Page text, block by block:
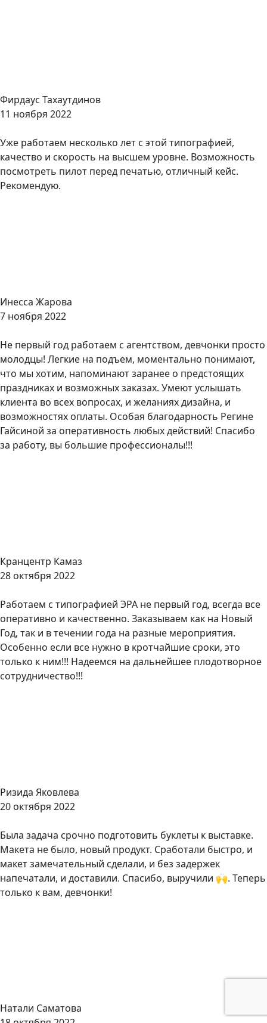
Фирдаус Тахаутдинов
11 ноября 2022
Уже работаем несколько лет с этой типографией,
качество и скорость на высшем уровне. Возможность
посмотреть пилот перед печатью, отличный кейс.
Рекомендую.
Инесса Жарова
7 ноября 2022
Не первый год работаем с агентством, девчонки просто
молодцы! Легкие на подъем, моментально понимают,
что мы хотим, напоминают заранее о предстоящих
праздниках и возможных заказах. Умеют услышать
клиента во всех вопросах, и желаниях дизайна, и
возможностях оплаты. Особая благодарность Регине
Гайсиной за оперативность любых действий! Спасибо
за работу, вы большие профессионалы!!!
Кранцентр Камаз
28 октября 2022
Работаем с типографией ЭРА не первый год, всегда все
оперативно и качественно. Заказываем как на Новый
Год, так и в течении года на разные мероприятия.
Особенно если все нужно в кротчайшие сроки, это
только к ним!!! Надеемся на дальнейшее плодотворное
сотрудничество!!!
Ризида Яковлева
20 октября 2022
Была задача срочно подготовить буклеты к выставке.
Макета не было, новый продукт. Сработали быстро, и
макет замечательный сделали, и без задержек
напечатали, и доставили. Спасибо, выручили 🙌. Теперь
только к вам, девчонки!
Натали Саматова